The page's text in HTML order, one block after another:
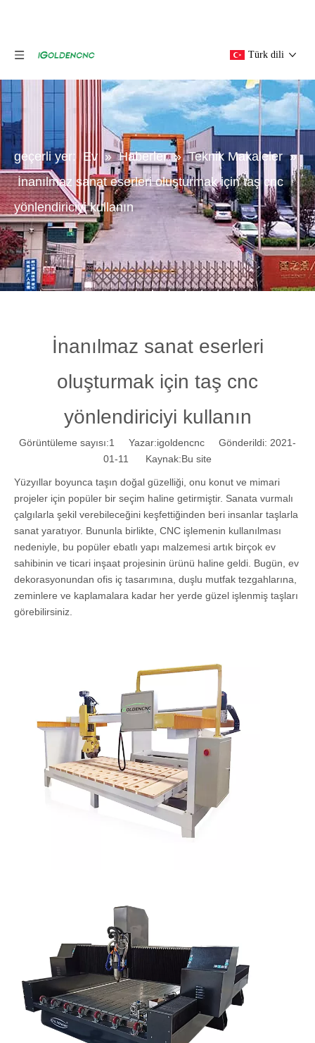
Türk dili
geçerli yer: Ev » Haberler » Teknik Makaleler »
İnanılmaz sanat eserleri oluşturmak için taş cnc
yönlendiriciyi kullanın
İnanılmaz sanat eserleri
oluşturmak için taş cnc
yönlendiriciyi kullanın
Görüntüleme sayısı:1
Yazar:igoldencnc Gönderildi: 2021-
01-11 Kaynak:Bu site
Yüzyıllar boyunca taşın doğal güzelliği, onu konut ve mimari
projeler için popüler bir seçim haline getirmiştir. Sanata vurmalı
çalgılarla şekil verebileceğini keşfettiğinden beri insanlar taşlarla
sanat yaratıyor. Bununla birlikte, CNC işlemenin kullanılması
nedeniyle, bu popüler ebatlı yapı malzemesi artık birçok ev
sahibinin ve ticari inşaat projesinin ürünü haline geldi. Bugün, ev
dekorasyonundan ofis iç tasarımına, duşlu mutfak tezgahlarına,
zeminlere ve kaplamalara kadar her yerde güzel işlenmiş taşları
görebilirsiniz.